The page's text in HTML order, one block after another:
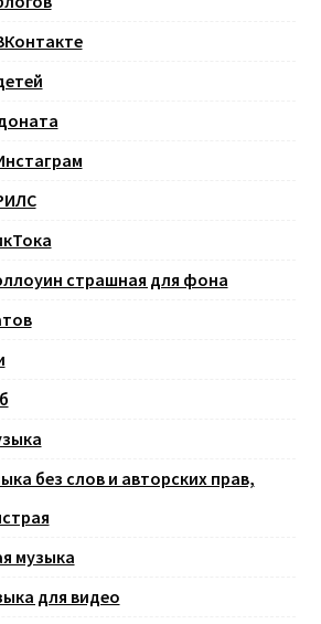
страшная для фона
без слов и авторских прав,
музыка
для видео